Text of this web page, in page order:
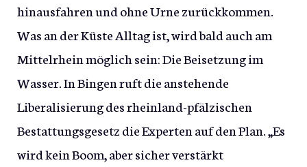
hinausfahren und ohne Urne zurückkommen.
Was an der Küste Alltag ist, wird bald auch am
Mittelrhein möglich sein: Die Beisetzung im
Wasser. In Bingen ruft die anstehende
Liberalisierung des rheinland-pfälzischen
Bestattungsgesetz die Experten auf den Plan. „Es
wird kein Boom, aber sicher verstärkt